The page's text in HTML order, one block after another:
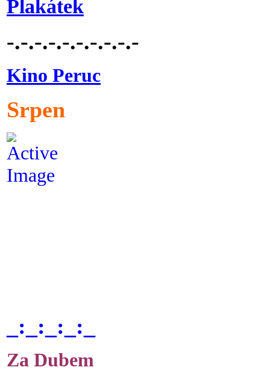
Plakátek
-.-.-.-.-.-.-.-.-.-
Kino Peruc
Srpen
_:_:_:_:_
Za Dubem